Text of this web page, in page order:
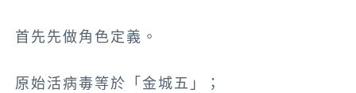
首先先做角色定義。
原始活病毒等於「金城五」；